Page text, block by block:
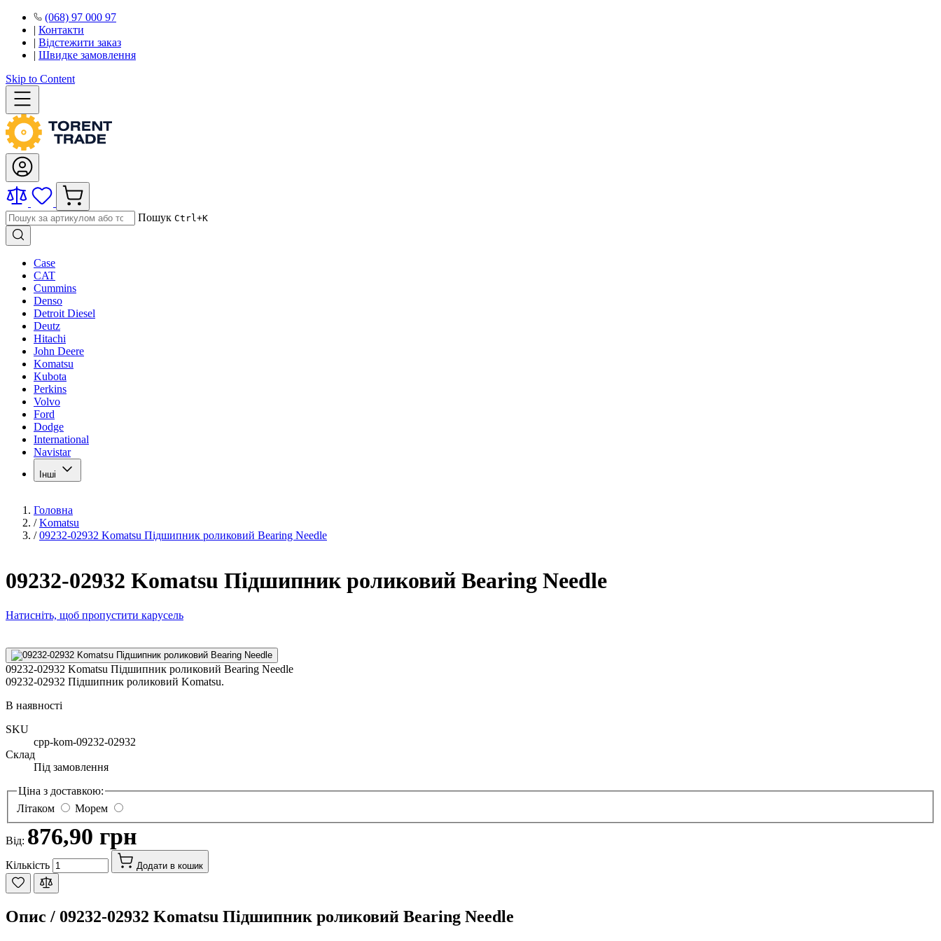
(068) 97 000 97
| Контакти
| Відстежити заказ
| Швидке замовлення
Skip to Content
Пошук Ctrl+K
Case
CAT
Cummins
Denso
Detroit Diesel
Deutz
Hitachi
John Deere
Komatsu
Kubota
Perkins
Volvo
Ford
Dodge
International
Navistar
Інші
Головна
/ Komatsu
/ 09232-02932 Komatsu Підшипник роликовий Bearing Needle
09232-02932 Komatsu Підшипник роликовий Bearing Needle
Натисніть, щоб пропустити карусель
09232-02932 Komatsu Підшипник роликовий Bearing Needle
09232-02932 Підшипник роликовий Komatsu.
В наявності
SKU
cpp-kom-09232-02932
Склад
Під замовлення
Ціна з доставкою:
Літаком
Морем
Від: 876,90 грн
Кількість Додати в кошик
Опис / 09232-02932 Komatsu Підшипник роликовий Bearing Needle